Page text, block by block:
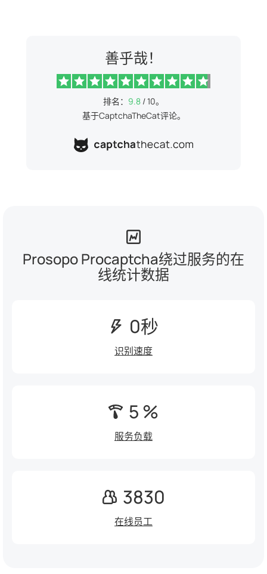
善乎哉！
排名： 9.8 / 10。
基于CaptchaTheCat评论。
Prosopo Procaptcha绕过服务的在
线统计数据
0秒
识别速度
5 %
服务负载
3830
在线员工